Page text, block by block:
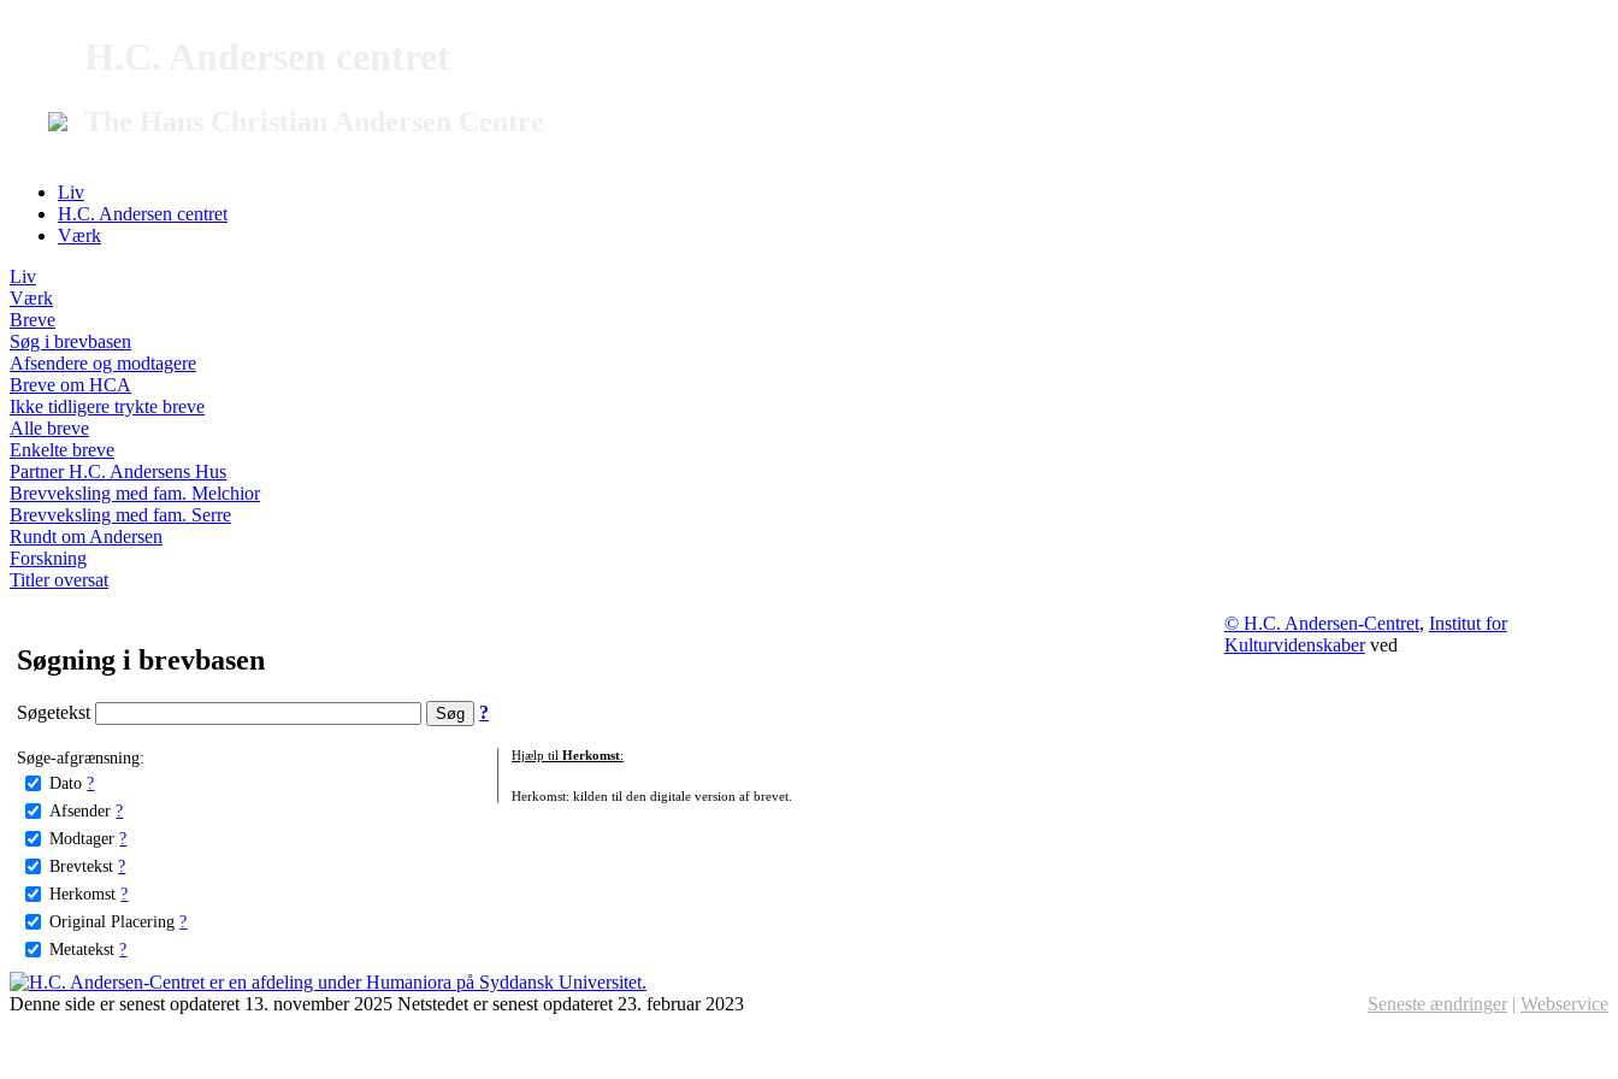
Liv
H.C. Andersen centret
Værk
Liv
Værk
Breve
Søg i brevbasen
Afsendere og modtagere
Breve om HCA
Ikke tidligere trykte breve
Alle breve
Enkelte breve
Partner H.C. Andersens Hus
Brevveksling med fam. Melchior
Brevveksling med fam. Serre
Rundt om Andersen
Forskning
Titler oversat
Søgning i brevbasen
Søgetekst ?
Søge-afgrænsning:
Dato ?
Afsender ?
Modtager ?
Brevtekst ?
Herkomst ?
Original Placering ?
Metatekst ?
Hjælp til Herkomst:
Herkomst: kilden til den digitale version af brevet.
© H.C. Andersen-Centret, Institut for
Kulturvidenskaberved
Denne side er senest opdateret 13. november 2025 Netstedet er senest opdateret 23. februar 2023 Seneste ændringer | Webservice